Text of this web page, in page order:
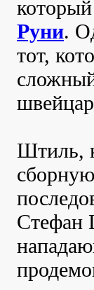
Руни.
тот,
Штиль,
Стефан